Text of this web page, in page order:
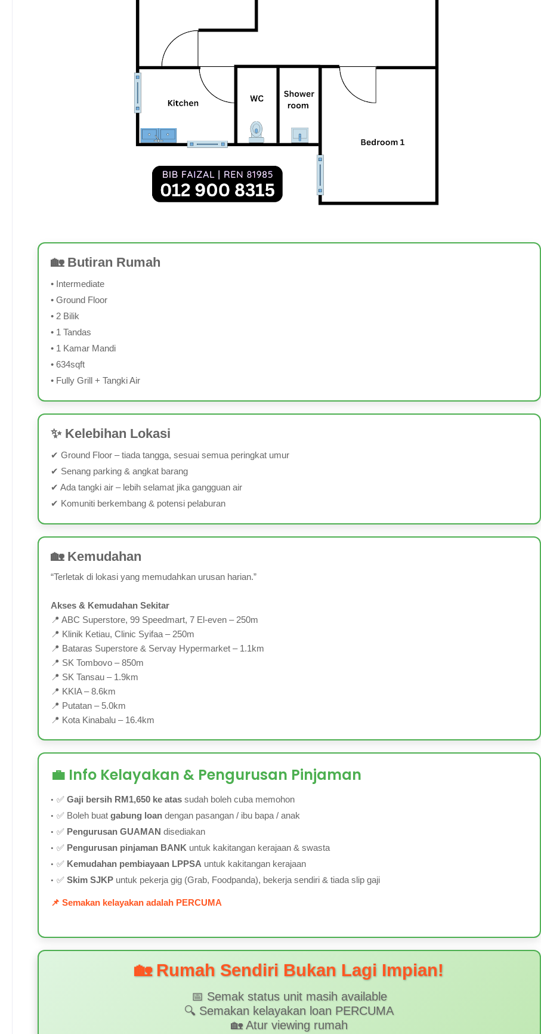
🏡 Butiran Rumah
• Intermediate
• Ground Floor
• 2 Bilik
• 1 Tandas
• 1 Kamar Mandi
• 634sqft
• Fully Grill + Tangki Air
✨ Kelebihan Lokasi
✔ Ground Floor – tiada tangga, sesuai semua peringkat umur
✔ Senang parking & angkat barang
✔ Ada tangki air – lebih selamat jika gangguan air
✔ Komuniti berkembang & potensi pelaburan
🏡 Kemudahan
“Terletak di lokasi yang memudahkan urusan harian.”
Akses & Kemudahan Sekitar
📍 ABC Superstore, 99 Speedmart, 7 El-even – 250m
📍 Klinik Ketiau, Clinic Syifaa – 250m
📍 Bataras Superstore & Servay Hypermarket – 1.1km
📍 SK Tombovo – 850m
📍 SK Tansau – 1.9km
📍 KKIA – 8.6km
📍 Putatan – 5.0km
📍 Kota Kinabalu – 16.4km
💼 Info Kelayakan & Pengurusan Pinjaman
✅ Gaji bersih RM1,650 ke atassudah boleh cuba memohon
✅ Boleh buat gabung loandengan pasangan / ibu bapa / anak
✅ Pengurusan GUAMAN disediakan
✅ Pengurusan pinjaman BANK untuk kakitangan kerajaan & swasta
✅ Kemudahan pembiayaan LPPSA untuk kakitangan kerajaan
✅ Skim SJKPuntuk pekerja gig (Grab, Foodpanda), bekerja sendiri & tiada slip gaji
📌 Semakan kelayakan adalah PERCUMA
🏡 Rumah Sendiri Bukan Lagi Impian!
📅 Semak status unit masih available
🔍 Semakan kelayakan loan PERCUMA
🏡 Atur viewing rumah